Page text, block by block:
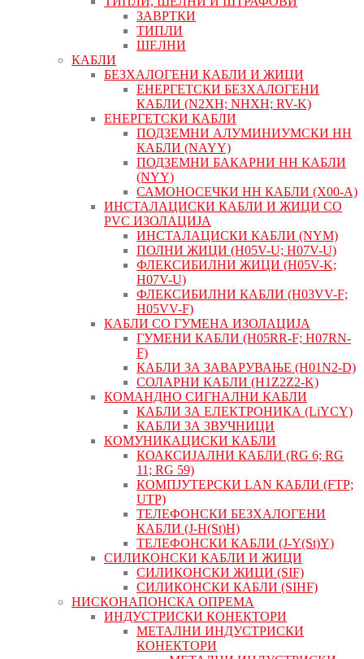
ЗАВРТКИ
ТИПЛИ
ШЕЛНИ
КАБЛИ
БЕЗХАЛОГЕНИ КАБЛИ И ЖИЦИ
ЕНЕРГЕТСКИ БЕЗХАЛОГЕНИ
КАБЛИ (N2XH; NHXH; RV-K)
ЕНЕРГЕТСКИ КАБЛИ
ПОДЗЕМНИ АЛУМИНИУМСКИ НН
КАБЛИ (NAYY)
ПОДЗЕМНИ БАКАРНИ НН КАБЛИ
(NYY)
САМОНОСЕЧКИ НН КАБЛИ (X00-A)
ИНСТАЛАЦИСКИ КАБЛИ И ЖИЦИ СО
PVC ИЗОЛАЦИЈА
ИНСТАЛАЦИСКИ КАБЛИ (NYM)
ПОЛНИ ЖИЦИ (H05V-U; H07V-U)
ФЛЕКСИБИЛНИ ЖИЦИ (H05V-K;
H07V-U)
ФЛЕКСИБИЛНИ КАБЛИ (H03VV-F;
H05VV-F)
КАБЛИ СО ГУМЕНА ИЗОЛАЦИЈА
ГУМЕНИ КАБЛИ (H05RR-F; H07RN-
F)
КАБЛИ ЗА ЗАВАРУВАЊЕ (H01N2-D)
СОЛАРНИ КАБЛИ (H1Z2Z2-K)
КОМАНДНО СИГНАЛНИ КАБЛИ
КАБЛИ ЗА ЕЛЕКТРОНИКА (LiYCY)
КАБЛИ ЗА ЗВУЧНИЦИ
КОМУНИКАЦИСКИ КАБЛИ
КОАКСИЈАЛНИ КАБЛИ (RG 6; RG
11; RG 59)
КОМПЈУТЕРСКИ LAN КАБЛИ (FTP;
UTP)
ТЕЛЕФОНСКИ БЕЗХАЛОГЕНИ
КАБЛИ (J-H(St)H)
ТЕЛЕФОНСКИ КАБЛИ (J-Y(St)Y)
СИЛИКОНСКИ КАБЛИ И ЖИЦИ
СИЛИКОНСКИ ЖИЦИ (SIF)
СИЛИКОНСКИ КАБЛИ (SIHF)
НИСКОНАПОНСКА ОПРЕМА
ИНДУСТРИСКИ КОНЕКТОРИ
МЕТАЛНИ ИНДУСТРИСКИ
КОНЕКТОРИ